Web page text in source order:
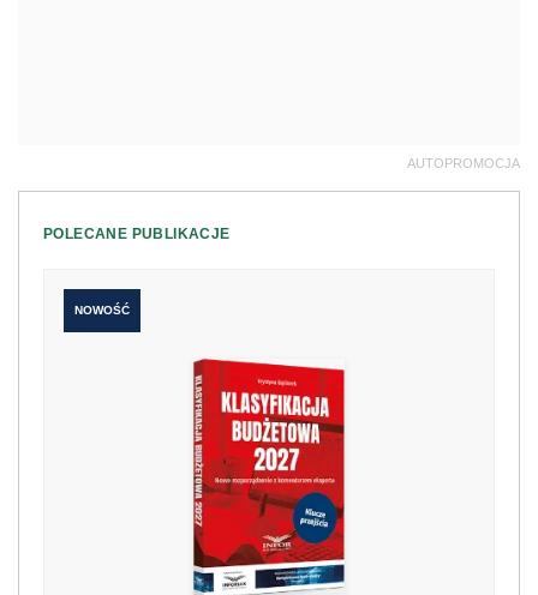
AUTOPROMOCJA
POLECANE PUBLIKACJE
NOWOŚĆ